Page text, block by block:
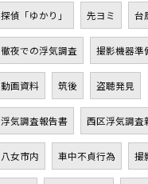
探偵「ゆかり」 先ヨミ 台
徹夜での浮気調査 撮影機器準
動画資料 筑後 盗聴発見
浮気調査報告書 西区浮気調査
八女市内 車中不貞行為 撮